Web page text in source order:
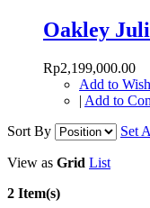
Oakley
Rp2,199,000.00
Add to
| Add to
Sort By
Set
View as Grid List
2 Item(s)